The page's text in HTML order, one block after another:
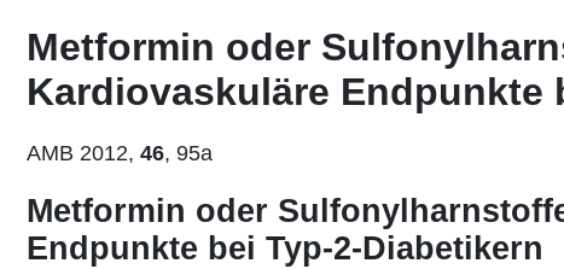
Metformin oder
Kardiovaskuläre Endpunkte
AMB 2012, 46, 95a
Metformin oder
Endpunkte bei Typ-2-Diabetikern